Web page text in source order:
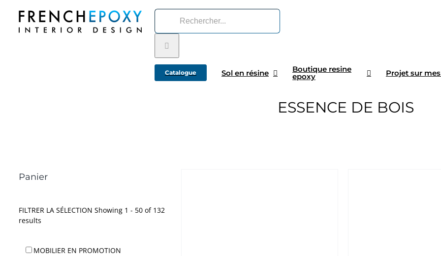
Passer
contenu
Rechercher:
Catalogue Sol en résine Boutique resine
epoxy Projet sur
ESSENCE DE BOIS
Panier
FILTRER LA SÉLECTION Showing 1 - 50 of 132
results
MOBILIER EN PROMOTION